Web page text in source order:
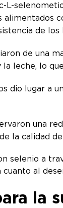
L-
alimentados
de los
de una
leche, lo
dio lugar a
una
la calidad
selenio a
al
la